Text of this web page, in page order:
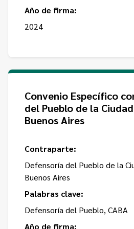
Año de firma:
2024
Convenio Específico
del Pueblo de la
Buenos Aires
Contraparte:
Defensoría del Pueblo de la
Buenos Aires
Palabras clave:
Defensoría del Pueblo, CABA
Año de firma: